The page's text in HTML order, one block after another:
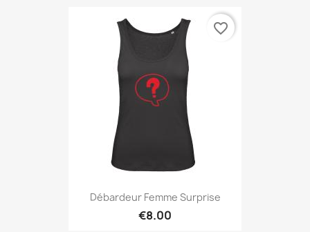
Débardeur Femme Surprise
€8.00
favorite_border